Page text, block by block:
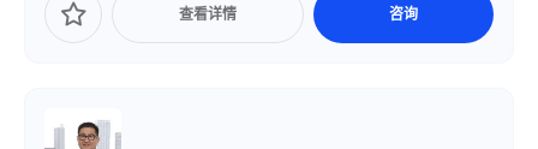
查看详情 咨询